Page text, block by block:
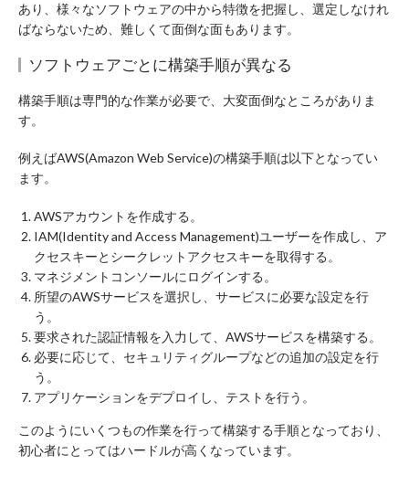
あり、様々なソフトウェアの中から特徴を把握し、選定しなけれ
ばならないため、難しくて面倒な面もあります。
ソフトウェアごとに構築手順が異なる
構築手順は専門的な作業が必要で、大変面倒なところがありま
す。
例えばAWS(Amazon Web Service)の構築手順は以下となってい
ます。
AWSアカウントを作成する。
IAM(Identity and Access Management)ユーザーを作成し、ア
クセスキーとシークレットアクセスキーを取得する。
マネジメントコンソールにログインする。
所望のAWSサービスを選択し、サービスに必要な設定を行
う。
要求された認証情報を入力して、AWSサービスを構築する。
必要に応じて、セキュリティグループなどの追加の設定を行
う。
アプリケーションをデプロイし、テストを行う。
このようにいくつもの作業を行って構築する手順となっており、
初心者にとってはハードルが高くなっています。